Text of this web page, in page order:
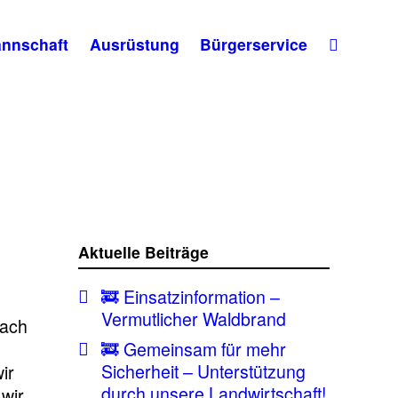
Ausrüstung Bürgerservice
Aktuelle Beiträge
🚒 Einsatzinformation –
Vermutlicher Waldbrand
🚒 Gemeinsam für mehr
Sicherheit – Unterstützung